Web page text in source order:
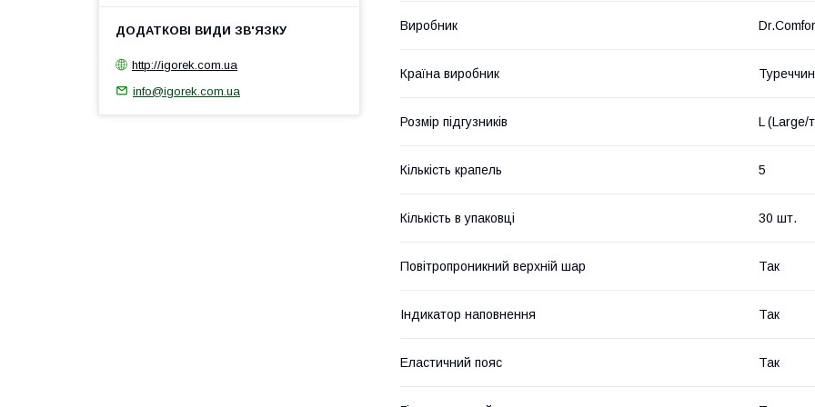
Виробник
Країна виробник
Розмір підгузників L (Large/
Кількість крапель 5
Кількість в упаковці 30 шт.
Повітропроникний верхній шар Так
Індикатор наповнення Так
Еластичний пояс Так
http://igorek.com.ua
info@igorek.com.ua